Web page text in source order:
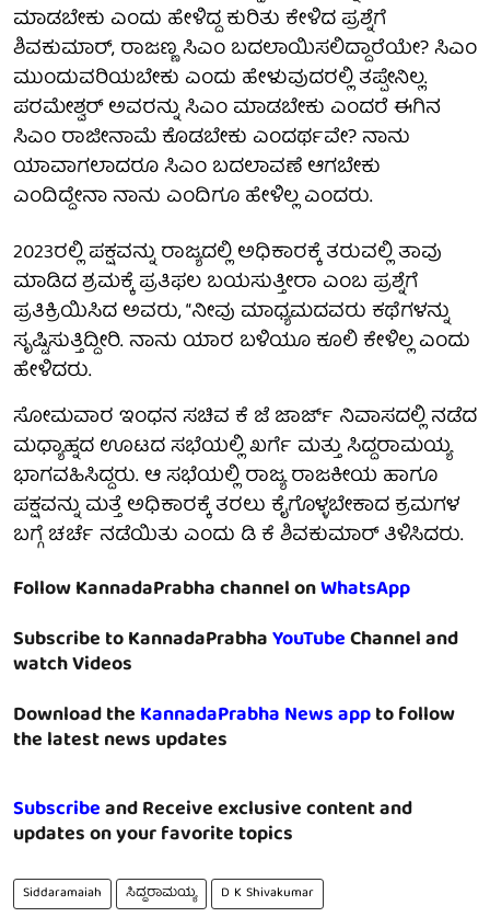
ಮಾಡಬೇಕು ಎಂದು ಹೇಳಿದ್ದ ಕುರಿತು ಕೇಳಿದ ಪ್ರಶ್ನೆಗೆ
ಶಿವಕುಮಾರ್, ರಾಜಣ್ಣ ಸಿಎಂ ಬದಲಾಯಿಸಲಿದ್ದಾರೆಯೇ? ಸಿಎಂ
ಮುಂದುವರಿಯಬೇಕು ಎಂದು ಹೇಳುವುದರಲ್ಲಿ ತಪ್ಪೇನಿಲ್ಲ.
ಪರಮೇಶ್ವರ್ ಅವರನ್ನು ಸಿಎಂ ಮಾಡಬೇಕು ಎಂದರೆ ಈಗಿನ
ಸಿಎಂ ರಾಜೀನಾಮೆ ಕೊಡಬೇಕು ಎಂದರ್ಥವೇ? ನಾನು
ಯಾವಾಗಲಾದರೂ ಸಿಎಂ ಬದಲಾವಣೆ ಆಗಬೇಕು
ಎಂದಿದ್ದೇನಾ ನಾನು ಎಂದಿಗೂ ಹೇಳಿಲ್ಲ ಎಂದರು.
2023ರಲ್ಲಿ ಪಕ್ಷವನ್ನು ರಾಜ್ಯದಲ್ಲಿ ಅಧಿಕಾರಕ್ಕೆ ತರುವಲ್ಲಿ ತಾವು
ಮಾಡಿದ ಶ್ರಮಕ್ಕೆ ಪ್ರತಿಫಲ ಬಯಸುತ್ತೀರಾ ಎಂಬ ಪ್ರಶ್ನೆಗೆ
ಪ್ರತಿಕ್ರಿಯಿಸಿದ ಅವರು, “ನೀವು ಮಾಧ್ಯಮದವರು ಕಥೆಗಳನ್ನು
ಸೃಷ್ಟಿಸುತ್ತಿದ್ದೀರಿ. ನಾನು ಯಾರ ಬಳಿಯೂ ಕೂಲಿ ಕೇಳಿಲ್ಲ ಎಂದು
ಹೇಳಿದರು.
ಸೋಮವಾರ ಇಂಧನ ಸಚಿವ ಕೆ ಜೆ ಜಾರ್ಜ್ ನಿವಾಸದಲ್ಲಿ ನಡೆದ
ಮಧ್ಯಾಹ್ನದ ಊಟದ ಸಭೆಯಲ್ಲಿ ಖರ್ಗೆ ಮತ್ತು ಸಿದ್ದರಾಮಯ್ಯ
ಭಾಗವಹಿಸಿದ್ದರು. ಆ ಸಭೆಯಲ್ಲಿ ರಾಜ್ಯ ರಾಜಕೀಯ ಹಾಗೂ
ಪಕ್ಷವನ್ನು ಮತ್ತೆ ಅಧಿಕಾರಕ್ಕೆ ತರಲು ಕೈಗೊಳ್ಳಬೇಕಾದ ಕ್ರಮಗಳ
ಬಗ್ಗೆ ಚರ್ಚೆ ನಡೆಯಿತು ಎಂದು ಡಿ ಕೆ ಶಿವಕುಮಾರ್ ತಿಳಿಸಿದರು.
Follow KannadaPrabha channel onWhatsApp
Subscribe to KannadaPrabhaYouTubeChannel and
watch Videos
Download theKannadaPrabha News appto follow
the latest news updates
Subscribeand Receive exclusive content and
updates on your favorite topics
Siddaramaiah ಸಿದ್ದರಾಮಯ್ಯ
D K Shivakumar